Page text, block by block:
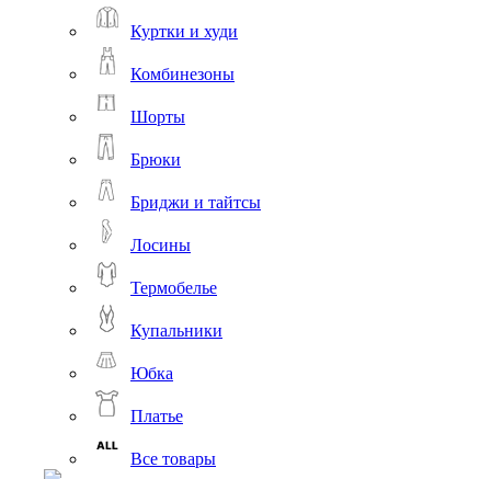
Куртки и худи
Комбинезоны
Шорты
Брюки
Бриджи и тайтсы
Лосины
Термобелье
Купальники
Юбка
Платье
Все товары